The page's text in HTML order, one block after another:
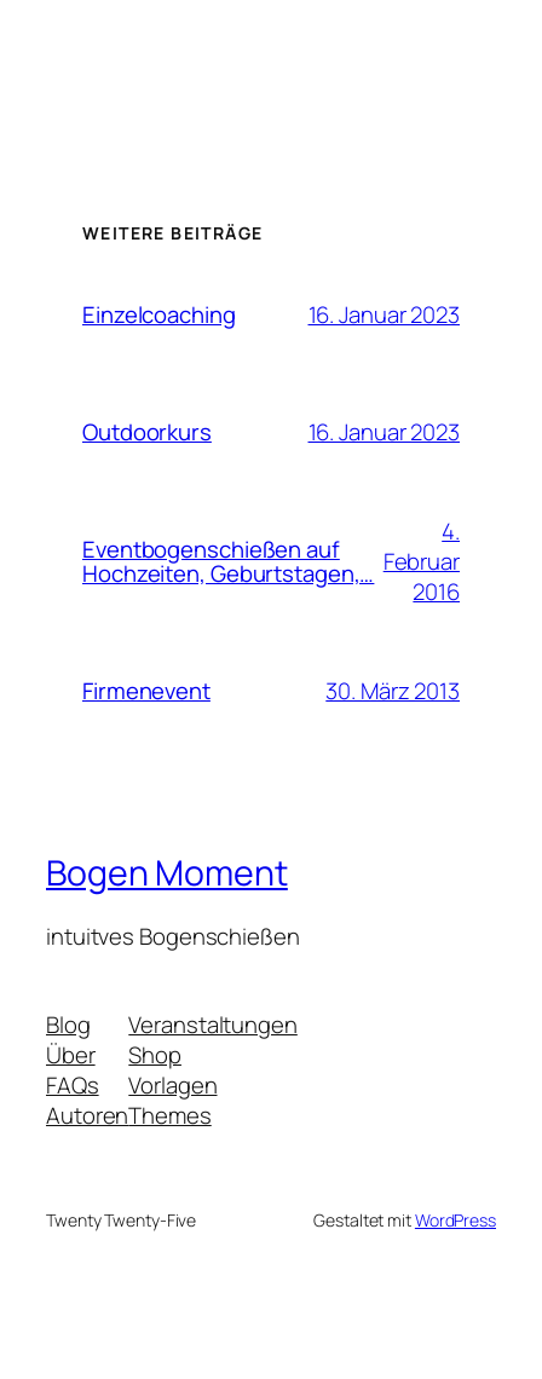
WEITERE BEITRÄGE
Einzelcoaching 16. Januar 2023
Outdoorkurs 16. Januar 2023
Eventbogenschießen auf
Hochzeiten, Geburtstagen,…
4.
Februar
2016
Firmenevent 30. März 2013
Bogen Moment
intuitves Bogenschießen
Blog
Über
FAQs
Autoren
Veranstaltungen
Shop
Vorlagen
Themes
Twenty Twenty-Five Gestaltet mitWordPress